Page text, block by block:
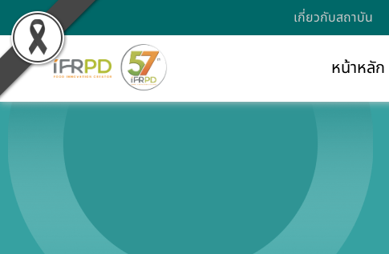
เกี่ยวกับสถาบัน
หน้าหลัก